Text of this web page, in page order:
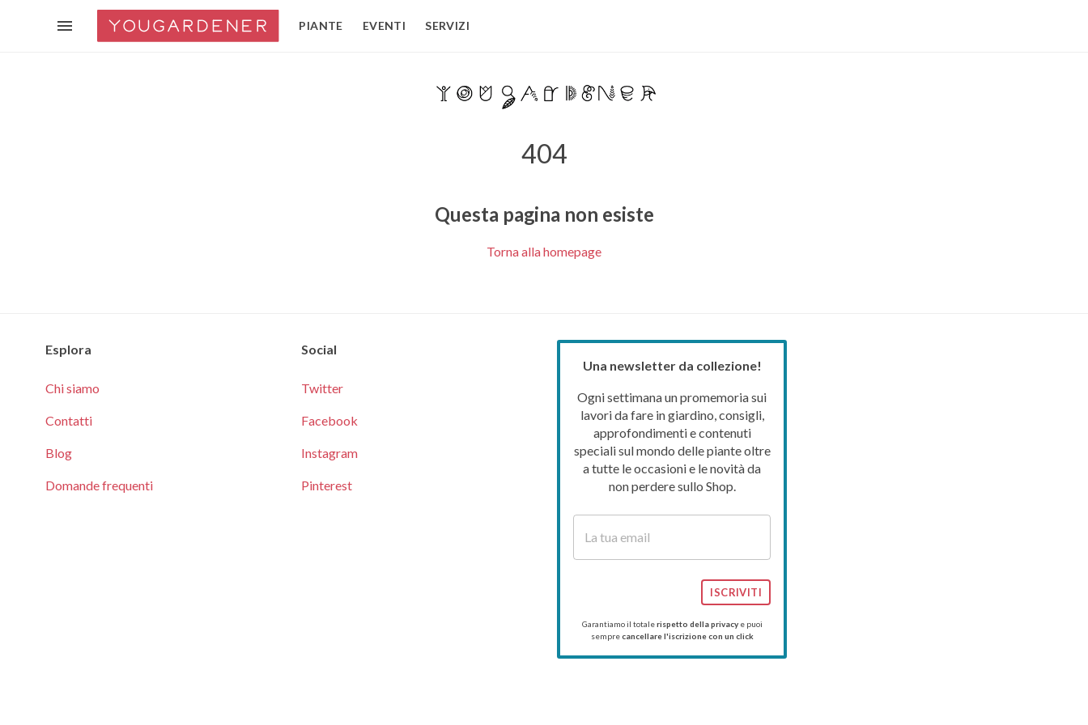
PIANTE EVENTI SERVIZI
404
Questa pagina non esiste
Torna alla homepage
Esplora
Chi siamo
Contatti
Blog
Domande frequenti
Social
Twitter
Facebook
Instagram
Pinterest
Una newsletter da collezione!
Ogni settimana un promemoria sui
lavori da fare in giardino, consigli,
approfondimenti e contenuti
speciali sul mondo delle piante oltre
a tutte le occasioni e le novità da
non perdere sullo Shop.
ISCRIVITI
Garantiamo il totalerispetto della privacye puoi
semprecancellare l'iscrizione con un click